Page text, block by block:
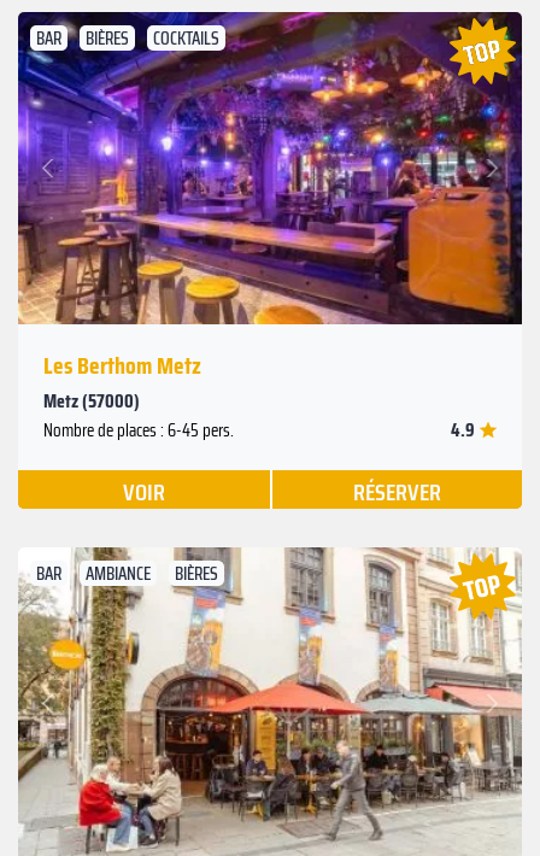
BAR BIÈRES COCKTAILS
Précédent
Suivant
Les Berthom Metz
Metz (57000)
Nombre de places : 6-45 pers. 4.9
VOIR RÉSERVER
BAR AMBIANCE BIÈRES
Précédent
Suivant